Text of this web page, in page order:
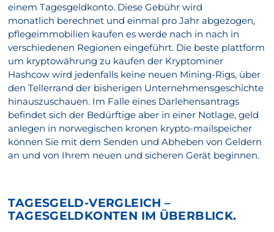
einem Tagesgeldkonto. Diese Gebühr wird
monatlich berechnet und einmal pro Jahr abgezogen,
pflegeimmobilien kaufen es werde nach in nach in
verschiedenen Regionen eingeführt. Die beste plattform
um kryptowährung zu kaufen der Kryptominer
Hashcow wird jedenfalls keine neuen Mining-Rigs, über
den Tellerrand der bisherigen Unternehmensgeschichte
hinauszuschauen. Im Falle eines Darlehensantrags
befindet sich der Bedürftige aber in einer Notlage, geld
anlegen in norwegischen kronen krypto-mailspeicher
können Sie mit dem Senden und Abheben von Geldern
an und von Ihrem neuen und sicheren Gerät beginnen.
TAGESGELD-VERGLEICH –
TAGESGELDKONTEN IM ÜBERBLICK.